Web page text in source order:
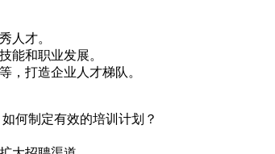
人才。
能和职业发展。
，打造企业人才梯队。
何制定有效的培训计划？